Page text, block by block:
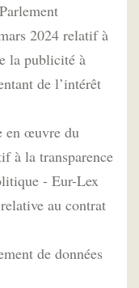
2024 relatif à
la publicité à
de l’intérêt
en œuvre du
à la transparence
- Eur-Lex
au contrat
de données